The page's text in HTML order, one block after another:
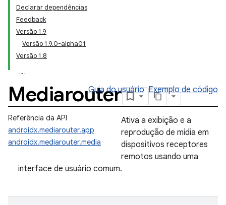
Declarar dependências
Feedback
Versão 1.9
Versão 1.9.0-alpha01
Versão 1.8
Mediarouter
Guia do usuário Exemplo de código
Referência da API
androidx.mediarouter.app
androidx.mediarouter.media
Ativa a exibição e a
reprodução de mídia em
dispositivos receptores
remotos usando uma
interface de usuário comum.